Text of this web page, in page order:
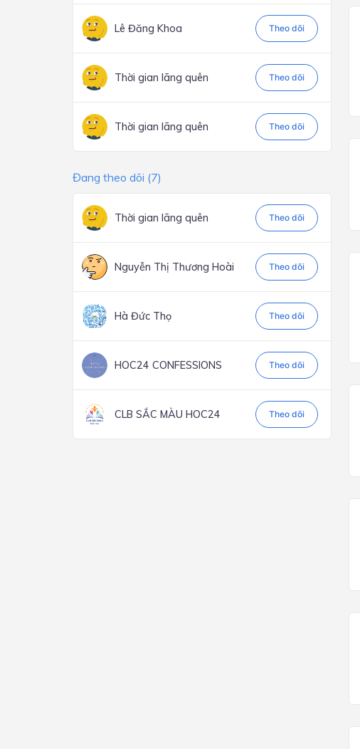
Lê Đăng Khoa Theo dõi
Thời gian lãng quên Theo dõi
Thời gian lãng quên Theo dõi
Đang theo dõi (7)
Thời gian lãng quên Theo dõi
Nguyễn Thị Thương Hoài Theo dõi
Hà Đức Thọ Theo dõi
HOC24 CONFESSIONS Theo dõi
CLB SẮC MÀU HOC24 Theo dõi